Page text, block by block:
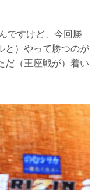
ですけど、今回勝
と）やって勝つのが
だ（王座戦が）着い